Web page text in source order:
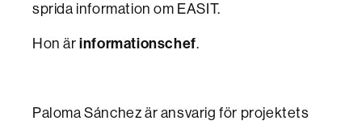
sprida information om EASIT.
Hon ärinformationschef.
Paloma Sánchez är ansvarig för projektets